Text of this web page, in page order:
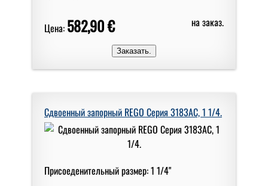
Цена: 582,90 € на заказ.
Сдвоенный запорный REGO Серия 3183AC, 1 1/4.
Присоеденительный размер: 1 1/4"